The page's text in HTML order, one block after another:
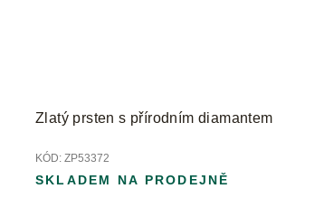
Zlatý prsten s přírodním diamantem
KÓD: ZP53372
SKLADEM NA PRODEJNĚ